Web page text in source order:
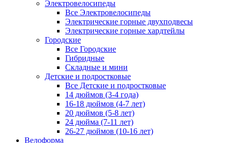
Электровелосипеды
Все Электровелосипеды
Электрические горные двухподвесы
Электрические горные хардтейлы
Городские
Все Городские
Гибридные
Складные и мини
Детские и подростковые
Все Детские и подростковые
14 дюймов (3-4 года)
16-18 дюймов (4-7 лет)
20 дюймов (5-8 лет)
24 дюйма (7-11 лет)
26-27 дюймов (10-16 лет)
Велоформа